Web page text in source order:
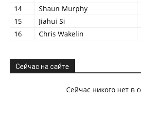
14
Shaun Murphy
15
Jiahui Si
16
Chris Wakelin
Сейчас на сайте
Сейчас никого нет в